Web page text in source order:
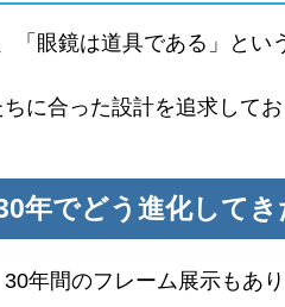
「眼鏡は道具である」と
に合った設計を追求して
年でどう進化してき
年間のフレーム展示もあり